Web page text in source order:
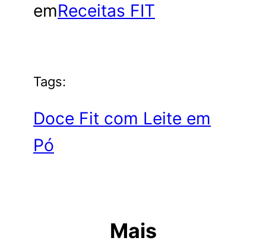
emReceitas FIT
Tags:
Doce Fit com Leite em
Pó
Mais